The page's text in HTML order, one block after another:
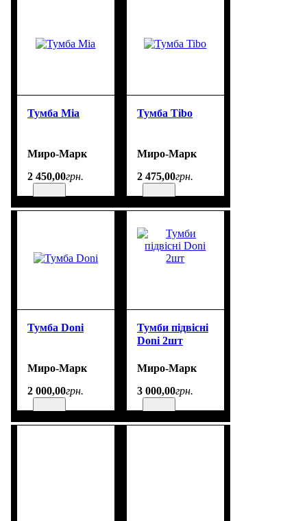
Тумба Mia
Миро-Марк
2 450,00грн.
Тумба Tibo
Миро-Марк
2 475,00грн.
Тумба Doni
Миро-Марк
2 000,00грн.
Тумби підвісні
Doni 2шт
Миро-Марк
3 000,00грн.